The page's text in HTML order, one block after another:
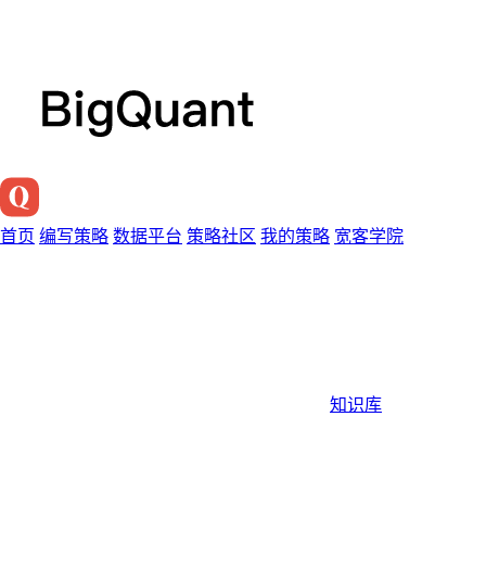
首页 编写策略 数据平台 策略社区 我的策略 宽客学院
知识库